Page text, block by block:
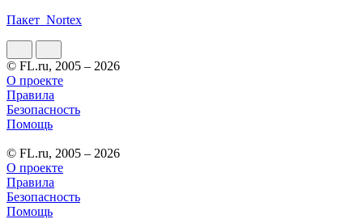
Пакет_Nortex
© FL.ru, 2005 – 2026
О проекте
Правила
Безопасность
Помощь
© FL.ru, 2005 – 2026
О проекте
Правила
Безопасность
Помощь